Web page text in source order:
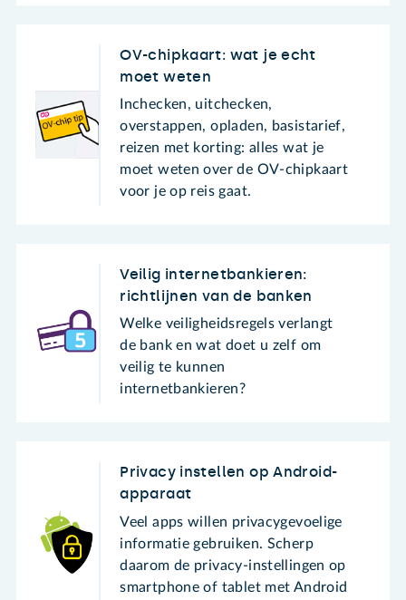
OV-chipkaart: wat je echt
moet weten
Inchecken, uitchecken,
overstappen, opladen, basistarief,
reizen met korting: alles wat je
moet weten over de OV-chipkaart
voor je op reis gaat.
Veilig internetbankieren:
richtlijnen van de banken
Welke veiligheidsregels verlangt
de bank en wat doet u zelf om
veilig te kunnen
internetbankieren?
Privacy instellen op Android-
apparaat
Veel apps willen privacygevoelige
informatie gebruiken. Scherp
daarom de privacy-instellingen op
smartphone of tablet met Android